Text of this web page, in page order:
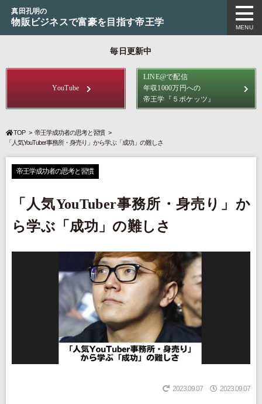
真田孔明の
物販ビジネスで富豪を目指す帝王学
MENU
毎日更新中
YouTube
LINE@で配信
年収1000万円への
帝王学 『５ポケッツ』
TOP
帝王学成功者の思考と習慣
「人気YouTuber事務所・身売り」から学ぶ「成功」の難しさ
帝王学成功者の思考と習慣
「人気YouTuber事務所・身売り」か
ら学ぶ「成功」の難しさ
2023.09.07
2023.09.07